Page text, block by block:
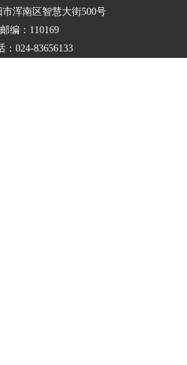
浑南区智慧大街500号
邮编：110169
：024-83656133